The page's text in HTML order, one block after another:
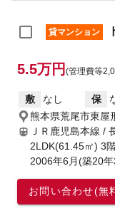
貸マンション
5.5万円 (管理費等
敷 なし 保
熊本県荒尾市東屋
ＪＲ鹿児島本線 /
2LDK(61.45㎡) 3
2006年6月(築20
お問い合わせ(無